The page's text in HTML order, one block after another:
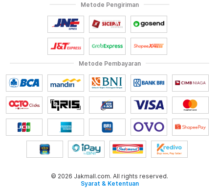
Metode Pembayaran
Metode Pengiriman
© 2026 Jakmall.com. All rights reserved.
Syarat & Ketentuan